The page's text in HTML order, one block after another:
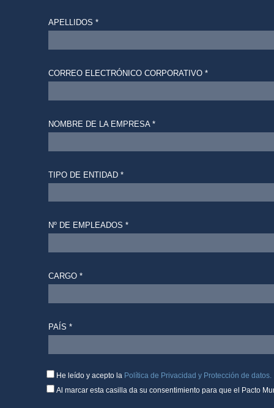
APELLIDOS *
CORREO ELECTRÓNICO CORPORATIVO *
NOMBRE DE LA EMPRESA *
TIPO DE ENTIDAD *
Nº DE EMPLEADOS *
CARGO *
PAÍS *
He leído y acepto la Política de Privacidad y Protección de datos.
Al marcar esta casilla da su consentimiento para que el Pacto